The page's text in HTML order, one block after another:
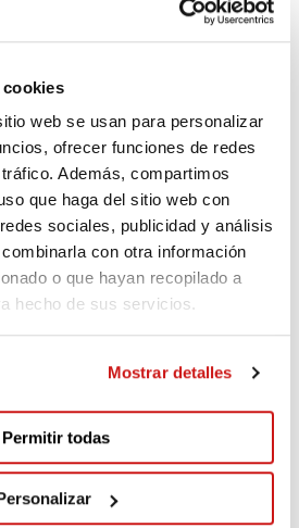
cookies
web se usan para personalizar
ofrecer funciones de redes
Además, compartimos
que haga del sitio web con
sociales, publicidad y análisis
con otra información
o que hayan recopilado a
hecho de sus servicios.
Mostrar detalles
Permitir todas
donation
days ago
days ago